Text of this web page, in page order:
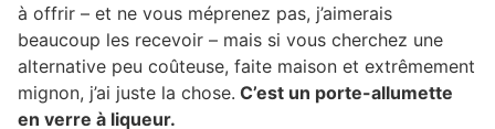
à offrir – et ne vous méprenez pas, j’aimerais
beaucoup les recevoir – mais si vous cherchez une
alternative peu coûteuse, faite maison et extrêmement
mignon, j’ai juste la chose. C’est un porte-allumette
en verre à liqueur.